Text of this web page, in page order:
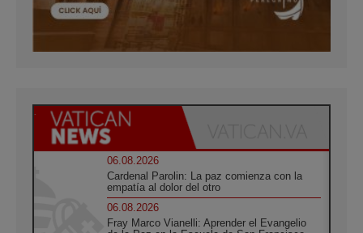
06.08.2026
Cardenal Parolin: La paz comienza con la
empatía al dolor del otro
06.08.2026
Fray Marco Vianelli: Aprender el Evangelio